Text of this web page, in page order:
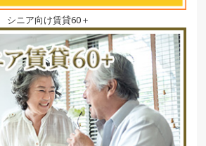
シニア向け賃貸60＋